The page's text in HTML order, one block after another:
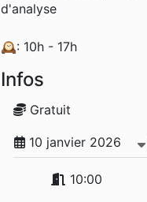
d'analyse
🕰️: 10h - 17h
Infos
Gratuit
10 janvier 2026
10:00